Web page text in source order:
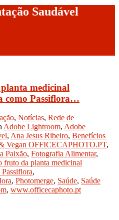
Saudável
medicinal
como Passiflora…
, Notícias, Rede de
Adobe Lightroom, Adobe
, Ana Jesus Ribeiro, Benefícios
Vegan OFFICECAPHOTO.PT,
Paixão, Fotografia Alimentar,
fruto da planta medicinal
,
, Photomerge, Saúde, Saúde
, www.officecaphoto.pt